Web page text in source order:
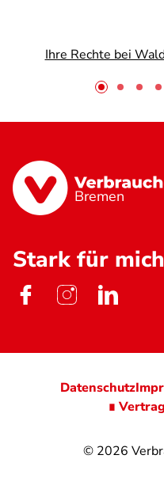
Ihre Rechte bei
Bremen
Stark für
© 2026
Datenschutz
∎